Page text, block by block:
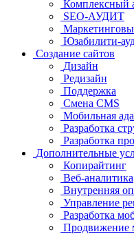
Комплексный
SEO-АУДИТ
Юзабилити-
Создание сайтов
Дизайн
Редизайн
Поддержка
Смена CMS
Мобильная
Разработка
Разработка
Дополнительные
Копирайтинг
Веб-аналитика
Внутренняя
Управление
Разработка
Продвижение